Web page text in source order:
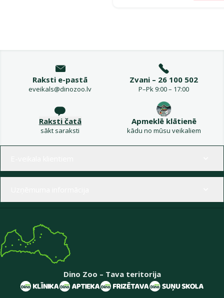
Raksti e-pastā
eveikals@dinozoo.lv
Zvani – 26 100 502
P–Pk 9:00 – 17:00
Raksti čatā
sākt saraksti
Apmeklē klātienē
kādu no mūsu veikaliem
Dino Zoo – Tava teritorija